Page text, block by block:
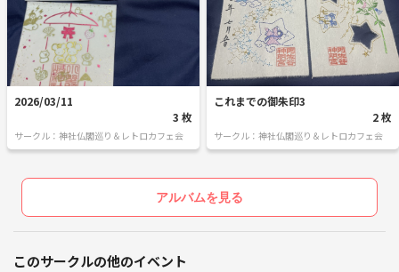
2026/03/11
3 枚
サークル：神社仏閣巡り＆レトロカフェ会
これまでの御朱印3
2 枚
サークル：神社仏閣巡り＆レトロカフェ会
アルバムを見る
このサークルの他のイベント